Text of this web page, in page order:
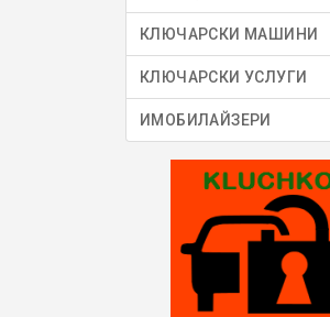
КЛЮЧАРСКИ МАШИНИ
КЛЮЧАРСКИ УСЛУГИ
ИМОБИЛАЙЗЕРИ